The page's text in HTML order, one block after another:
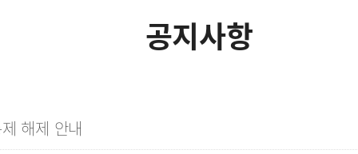
공지사항
해제 안내